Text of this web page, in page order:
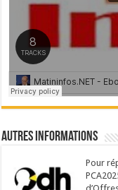
Autres Informations
Pour